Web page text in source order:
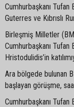
Cumhurbaşkanı
Guterres ve Kıbrıslı
Birleşmiş Milletler
Cumhurbaşkanı Tufan
Hristodulidis’in
Ara bölgede bulunan
başlayan görüşme,
Cumhurbaşkanı Tufan